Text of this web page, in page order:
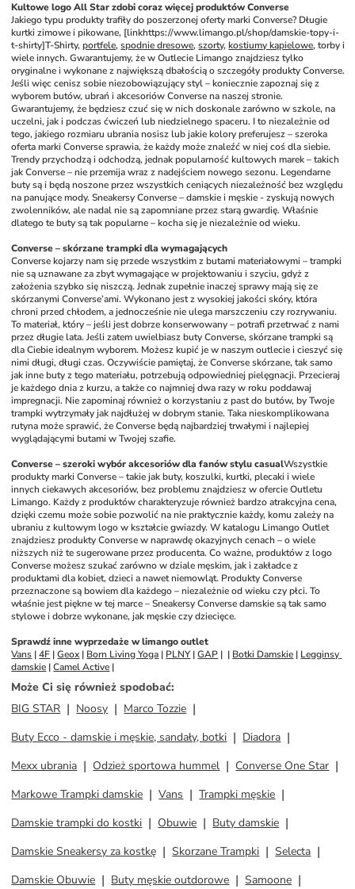
Kultowe logo All Star zdobi coraz więcej produktów Converse
Jakiego typu produkty trafiły do poszerzonej oferty marki Converse? Długie
kurtki zimowe i pikowane, [linkhttps://www.limango.pl/shop/damskie-topy-i-
t-shirty]T-Shirty, portfele, spodnie dresowe, szorty, kostiumy kąpielowe, torby i
wiele innych. Gwarantujemy, że w Outlecie Limango znajdziesz tylko
oryginalne i wykonane z największą dbałością o szczegóły produkty Converse.
Jeśli więc cenisz sobie niezobowiązujący styl – koniecznie zapoznaj się z
wyborem butów, ubrań i akcesoriów Converse na naszej stronie.
Gwarantujemy, że będziesz czuć się w nich doskonale zarówno w szkole, na
uczelni, jak i podczas ćwiczeń lub niedzielnego spaceru. I to niezależnie od
tego, jakiego rozmiaru ubrania nosisz lub jakie kolory preferujesz – szeroka
oferta marki Converse sprawia, że każdy może znaleźć w niej coś dla siebie.
Trendy przychodzą i odchodzą, jednak popularność kultowych marek – takich
jak Converse – nie przemija wraz z nadejściem nowego sezonu. Legendarne
buty są i będą noszone przez wszystkich ceniących niezależność bez względu
na panujące mody. Sneakersy Converse – damskie i męskie - zyskują nowych
zwolenników, ale nadal nie są zapomniane przez starą gwardię. Właśnie
dlatego te buty są tak popularne – kocha się je niezależnie od wieku.
Converse – skórzane trampki dla wymagających
Converse kojarzy nam się przede wszystkim z butami materiałowymi – trampki
nie są uznawane za zbyt wymagające w projektowaniu i szyciu, gdyż z
założenia szybko się niszczą. Jednak zupełnie inaczej sprawy mają się ze
skórzanymi Converse’ami. Wykonano jest z wysokiej jakości skóry, która
chroni przed chłodem, a jednocześnie nie ulega marszczeniu czy rozrywaniu.
To materiał, który – jeśli jest dobrze konserwowany – potrafi przetrwać z nami
przez długie lata. Jeśli zatem uwielbiasz buty Converse, skórzane trampki są
dla Ciebie idealnym wyborem. Możesz kupić je w naszym outlecie i cieszyć się
nimi długi, długi czas. Oczywiście pamiętaj, że Converse skórzane, tak samo
jak inne buty z tego materiału, potrzebują odpowiedniej pielęgnacji. Przecieraj
je każdego dnia z kurzu, a także co najmniej dwa razy w roku poddawaj
impregnacji. Nie zapominaj również o korzystaniu z past do butów, by Twoje
trampki wytrzymały jak najdłużej w dobrym stanie. Taka nieskomplikowana
rutyna może sprawić, że Converse będą najbardziej trwałymi i najlepiej
wyglądającymi butami w Twojej szafie.
Converse – szeroki wybór akcesoriów dla fanów stylu casualWszystkie
produkty marki Converse – takie jak buty, koszulki, kurtki, plecaki i wiele
innych ciekawych akcesoriów, bez problemu znajdziesz w ofercie Outletu
Limango. Każdy z produktów charakteryzuje również bardzo atrakcyjna cena,
dzięki czemu może sobie pozwolić na nie praktycznie każdy, komu zależy na
ubraniu z kultowym logo w kształcie gwiazdy. W katalogu Limango Outlet
znajdziesz produkty Converse w naprawdę okazyjnych cenach – o wiele
niższych niż te sugerowane przez producenta. Co ważne, produktów z logo
Converse możesz szukać zarówno w dziale męskim, jak i zakładce z
produktami dla kobiet, dzieci a nawet niemowląt. Produkty Converse
przeznaczone są bowiem dla każdego – niezależnie od wieku czy płci. To
właśnie jest piękne w tej marce – Sneakersy Converse damskie są tak samo
stylowe i dobrze wykonane, jak męskie czy dziecięce.
Sprawdź inne wyprzedaże w limango outlet
Vans | 4F | Geox | Born Living Yoga | PLNY | GAP |  | Botki Damskie | Legginsy
damskie | Camel Active |
Może Ci się również spodobać:
BIG STAR
Noosy
Marco Tozzie
Buty Ecco - damskie i męskie, sandały, botki
Diadora
Mexx ubrania
Odzież sportowa hummel
Converse One Star
Markowe Trampki damskie
Vans
Trampki męskie
Damskie trampki do kostki
Obuwie
Buty damskie
Damskie Sneakersy za kostkę
Skorzane Trampki
Selecta
Damskie Obuwie
Buty męskie outdorowe
Samoone